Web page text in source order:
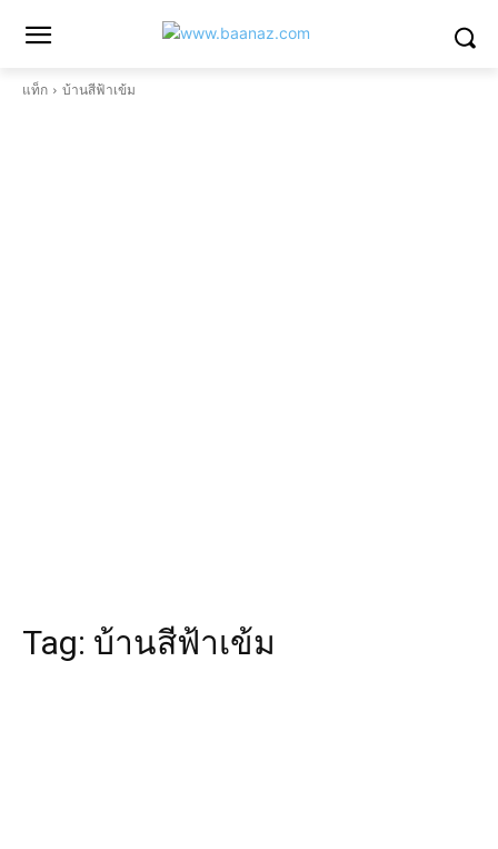
แท็ก บ้านสีฟ้าเข้ม
Tag: บ้านสีฟ้าเข้ม